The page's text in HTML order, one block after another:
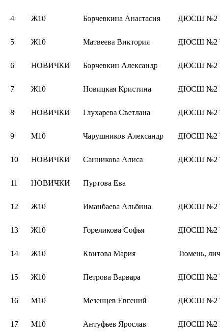
4 Ж10 Борчевкина Анастасия ДЮСШ №2
5 Ж10 Матвеева Виктория ДЮСШ №2
6 НОВИЧКИ Борчевкин Александр ДЮСШ №2
7 Ж10 Новицкая Кристина ДЮСШ №2
8 НОВИЧКИ Глухарева Светлана ДЮСШ №2
9 М10 Чарушников Александр ДЮСШ №2
10 НОВИЧКИ Санникова Алиса ДЮСШ №2
11 НОВИЧКИ Пуртова Ева
12 Ж10 Иманбаева Альбина ДЮСШ №2
13 Ж10 Гореликова Софья ДЮСШ №2
14 Ж10 Квитова Мария Тюмень,
15 Ж10 Петрова Варвара ДЮСШ №2
16 М10 Мезенцев Евгений ДЮСШ №2
17 М10 Антуфьев Ярослав ДЮСШ №2